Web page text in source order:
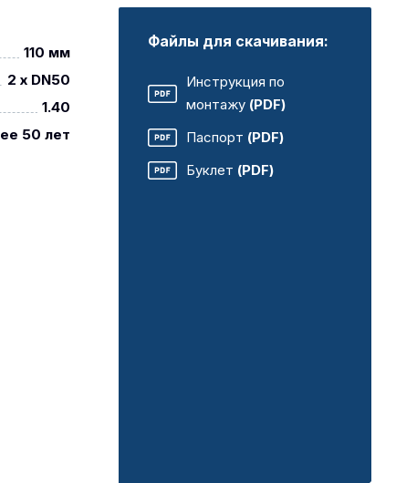
110 мм
2 x DN50
1.40
50 лет
Файлы для скачивания:
Инструкция по
монтажу (PDF)
Паспорт (PDF)
Буклет (PDF)